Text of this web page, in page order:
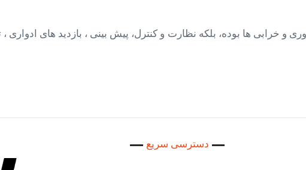
دسترسی سریع